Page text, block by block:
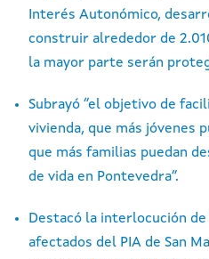
Interés Autonómico,
construir alrededor de
la mayor parte serán
Subrayó “el objetivo de
vivienda, que más jóvenes
que más familias puedan
de vida en Pontevedra”.
Destacó la interlocución
afectados del PIA de San